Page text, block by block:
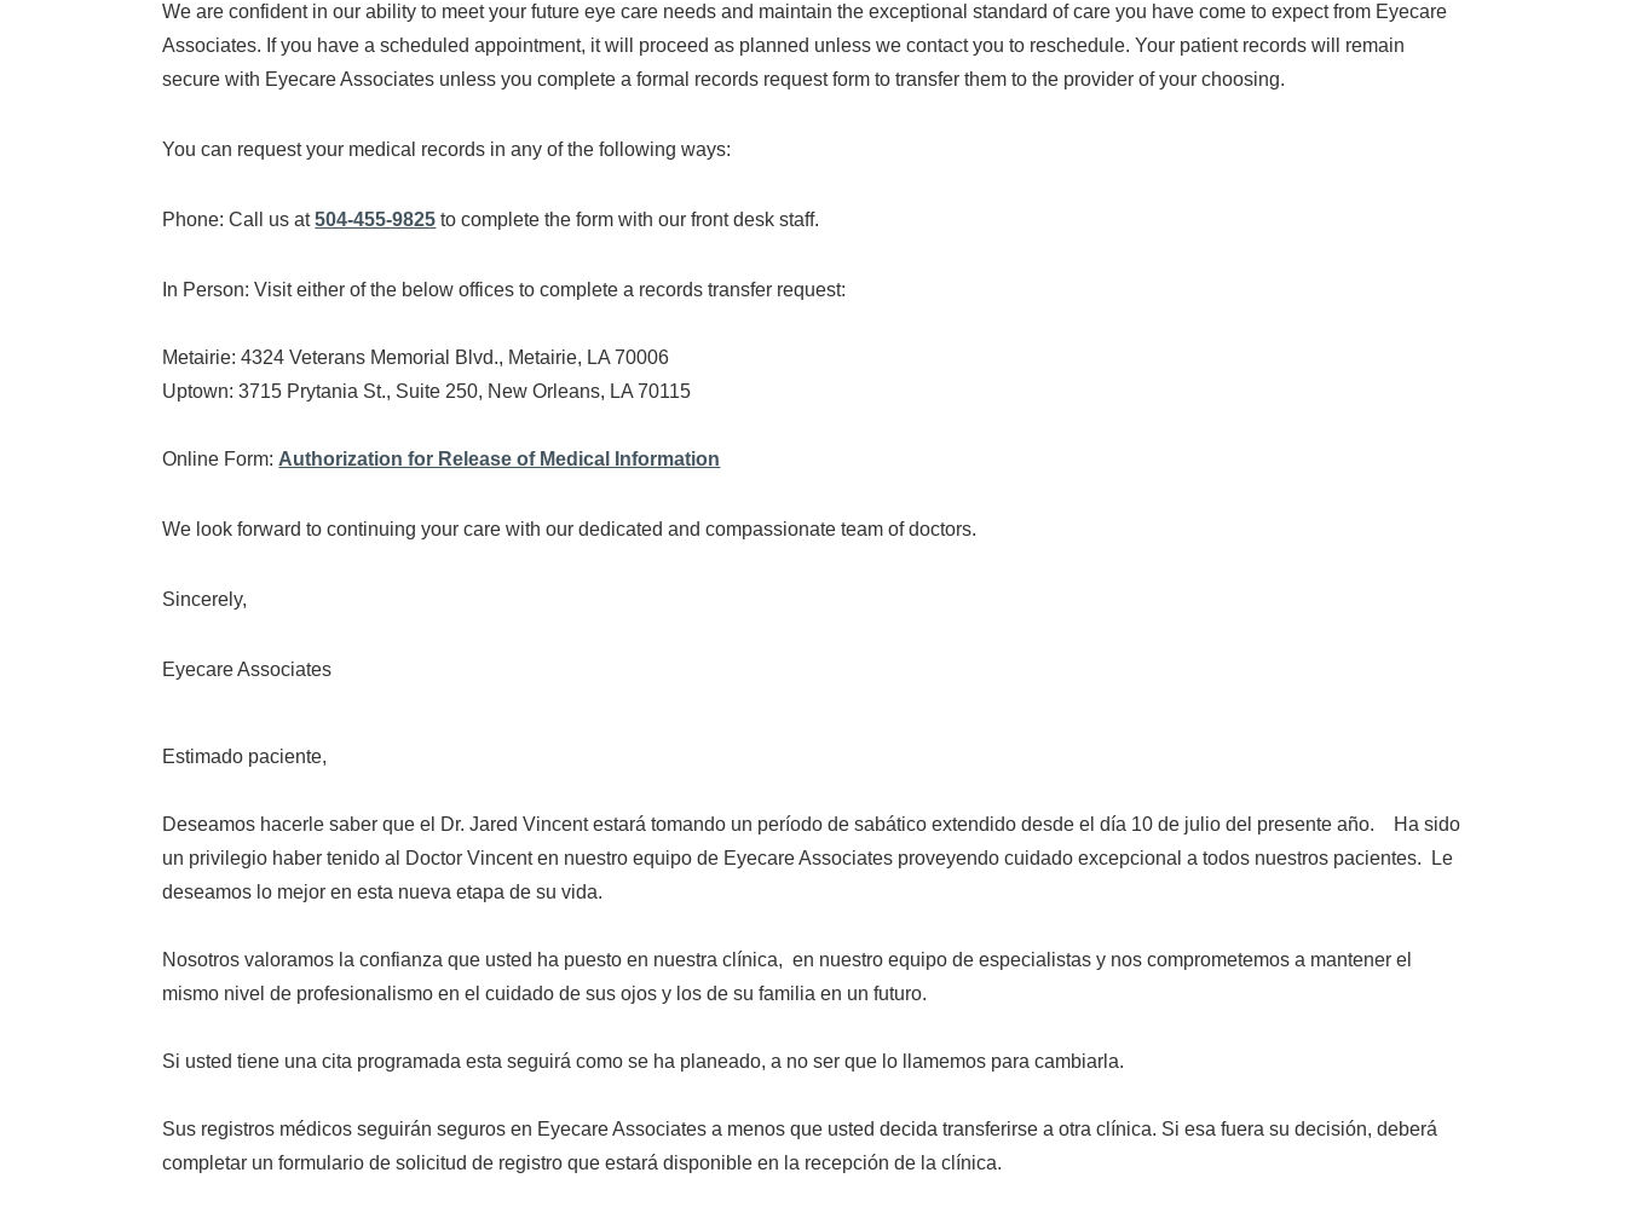
We are confident in our ability to meet your future eye care needs and maintain the exceptional standard of care you have come to expect from Eyecare
Associates. If you have a scheduled appointment, it will proceed as planned unless we contact you to reschedule. Your patient records will remain
secure with Eyecare Associates unless you complete a formal records request form to transfer them to the provider of your choosing.
You can request your medical records in any of the following ways:
Phone: Call us at504-455-9825 to complete the form with our front desk staff.
In Person: Visit either of the below offices to complete a records transfer request:
Metairie: 4324 Veterans Memorial Blvd., Metairie, LA 70006
Uptown: 3715 Prytania St., Suite 250, New Orleans, LA 70115
Online Form: Authorization for Release of Medical Information
We look forward to continuing your care with our dedicated and compassionate team of doctors.
Sincerely,
Eyecare Associates
Estimado paciente,
Deseamos hacerle saber que el Dr. Jared Vincent estará tomando un período de sabático extendido desde el día 10 de julio del presente año. Ha sido
un privilegio haber tenido al Doctor Vincent en nuestro equipo de Eyecare Associates proveyendo cuidado excepcional a todos nuestros pacientes. Le
deseamos lo mejor en esta nueva etapa de su vida.
Nosotros valoramos la confianza que usted ha puesto en nuestra clínica, en nuestro equipo de especialistas y nos comprometemos a mantener el
mismo nivel de profesionalismo en el cuidado de sus ojos y los de su familia en un futuro.
Si usted tiene una cita programada esta seguirá como se ha planeado, a no ser que lo llamemos para cambiarla.
Sus registros médicos seguirán seguros en Eyecare Associates a menos que usted decida transferirse a otra clínica. Si esa fuera su decisión, deberá
completar un formulario de solicitud de registro que estará disponible en la recepción de la clínica.